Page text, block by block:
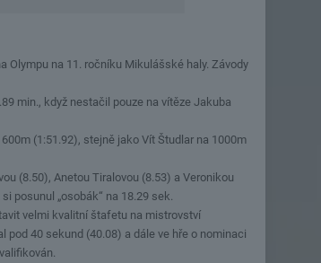
Olympu na 11. ročníku Mikulášské haly. Závody
min., když nestačil pouze na vítěze Jakuba
(1:51.92), stejně jako Vít Študlar na 1000m
(8.50), Anetou Tiralovou (8.53) a Veronikou
posunul „osobák“ na 18.29 sek.
velmi kvalitní štafetu na mistrovství
40 sekund (40.08) a dále ve hře o nominaci